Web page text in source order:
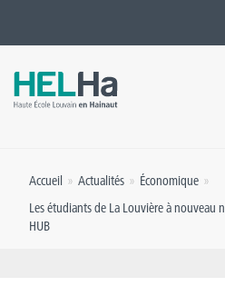
Formation continue
Accueil » Actualités » Économique »
Les étudiants de La Louvière à nouveau
HUB